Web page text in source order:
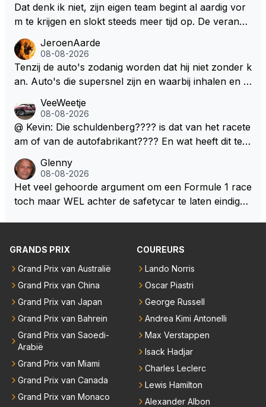
Dat denk ik niet, zijn eigen team begint al aardig vor
m te krijgen en slokt steeds meer tijd op. De verande
en zullen ben ik bang niet het gewenste effect hebb
en. Mocht het wel zo zijn dan zal het 3 jaar zijn, hoo
guit 5 jaar maar echt niet langer. Vergeet niet, hij hee
em meer plezier gebracht dan de F1 op dit moment.
JeroenAarde
08-08-2026
Tenzij de auto's zodanig worden dat hij niet zonder k
an. Auto's die supersnel zijn en waarbij inhalen en v
ronkende motoren en op de grenzen rijden van de
mogelijkheden. Het ouderwetse racen waarbij de ma
nnen en jongens verdeeld worden. Als deze auto's g
uden dan dat hij op dit moment beweerd. Dan kan hij
zijn talenten en uitzonderlijke klasse laten zien en he
eft daar enorm veel lol aan.
VeeWeetje
08-08-2026
@ Kevin: Die schuldenberg???? is dat van het racete
am of van de autofabrikant???? En wat heeft dit te
ert nu de spindoctor van newey geworden?? Eerlijk
gezegd snap ik de de kop én het artikel niet echt.
Glenny
08-08-2026
Het veel gehoorde argument om een Formule 1 race
toch maar WEL achter de safetycar te laten eindigen
rijden de teams met tot op de liter afgemeten peut...
GRANDS PRIX
Grand Prix van Australië
Grand Prix van China
Grand Prix van Japan
Grand Prix van Bahrein
Grand Prix van Saoedi-
Arabië
Grand Prix van Miami
Grand Prix van Canada
Grand Prix van Monaco
COUREURS
Lando Norris
Oscar Piastri
George Russell
Andrea Kimi Antonelli
Max Verstappen
Isack Hadjar
Charles Leclerc
Lewis Hamilton
Alexander Albon